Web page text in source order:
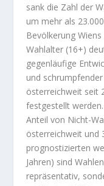
sank die Zahl der
um mehr als
Bevölkerung
Wahlalter (16+)
gegenläufige
und
österreichweit seit
festgestellt
Anteil von Nicht-
österreichweit und
prognostizierten
Jahren) sind
repräsentativ,